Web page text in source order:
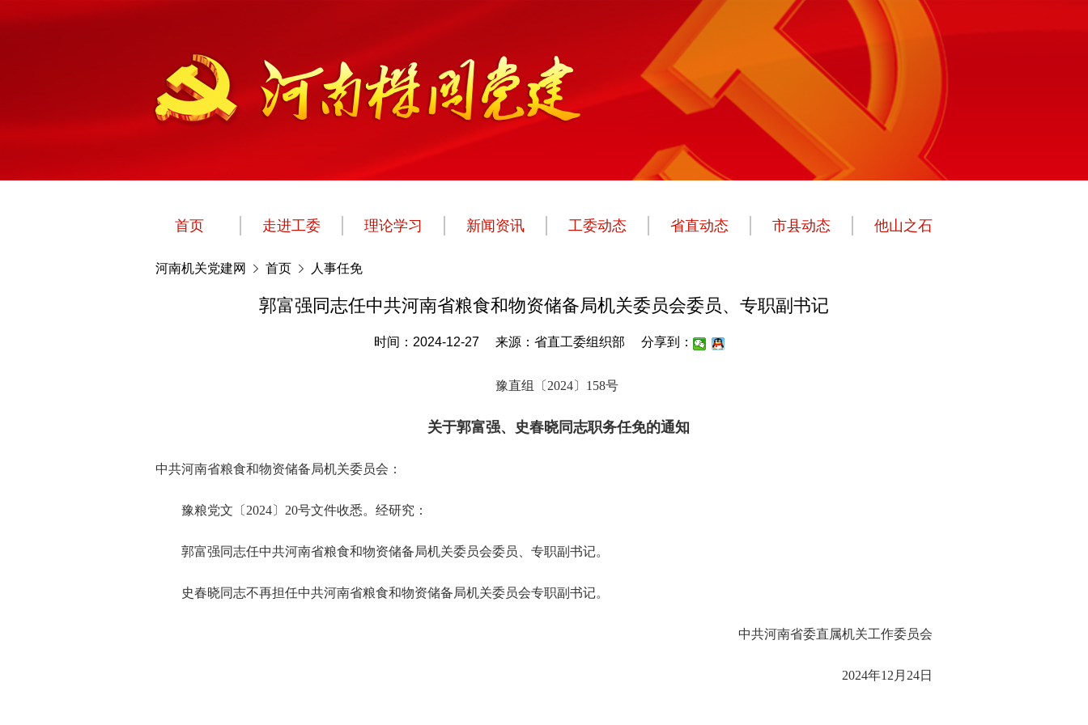
首页 走进工委 理论学习 新闻资讯 工委动态 省直动态 市县动态 他山之石
河南机关党建网 首页 人事任免
郭富强同志任中共河南省粮食和物资储备局机关委员会委员、专职副书记
时间：2024-12-27 来源：省直工委组织部 分享到：
豫直组〔2024〕158号
关于郭富强、史春晓同志职务任免的通知
中共河南省粮食和物资储备局机关委员会：
豫粮党文〔2024〕20号文件收悉。经研究：
郭富强同志任中共河南省粮食和物资储备局机关委员会委员、专职副书记。
史春晓同志不再担任中共河南省粮食和物资储备局机关委员会专职副书记。
中共河南省委直属机关工作委员会
2024年12月24日